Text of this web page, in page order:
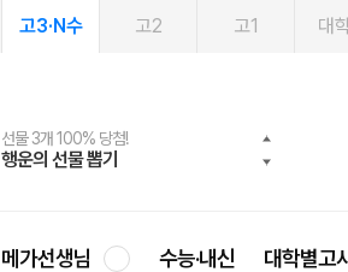
고3·N수 고2 고1 대
선물 3개 100% 당첨!
행운의 선물 뽑기
선물 100% 증정!
메가스터디 X 올리브
여름방학 스터디 캐시백
메가런 썸머스쿨
2027 러셀 단과
강사 공개선발
스마트러닝앱
설문 EVENT
메가패스
3일 무료 체험권
메가패스 수강생 무료혜택!
메가클럽 멤버십
사회공헌 캠페인
희망이룸 메가나눔
메가선생님 수능·내신 대학별고